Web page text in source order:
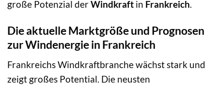
große Potenzial derWindkraft in Frankreich.
Die aktuelle Marktgröße und Prognosen
zur Windenergie in Frankreich
Frankreichs Windkraftbranche wächst stark und
zeigt großes Potential. Die neusten